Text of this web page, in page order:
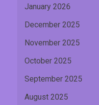
January 2026
December 2025
November 2025
October 2025
September 2025
August 2025